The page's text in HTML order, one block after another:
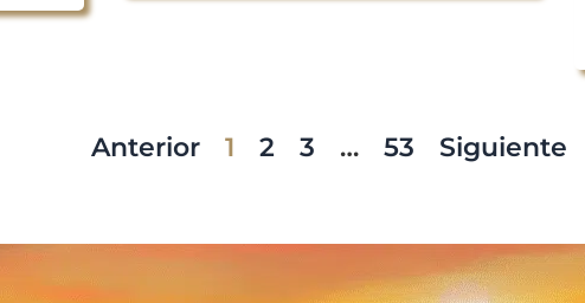
Anterior 1 2 3 … 53 Siguiente